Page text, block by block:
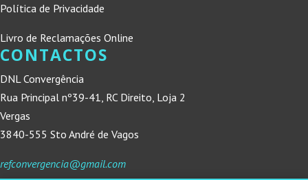
Política de Privacidade
Livro de Reclamações Online
CONTACTOS
DNL Convergência
Rua Principal nº39-41, RC Direito, Loja 2
Vergas
3840-555 Sto André de Vagos
refconvergencia@gmail.com